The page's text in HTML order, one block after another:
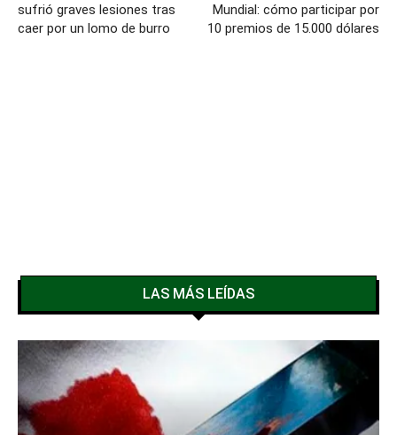
sufrió graves lesiones tras
caer por un lomo de burro
Mundial: cómo participar por
10 premios de 15.000 dólares
LAS MÁS LEÍDAS